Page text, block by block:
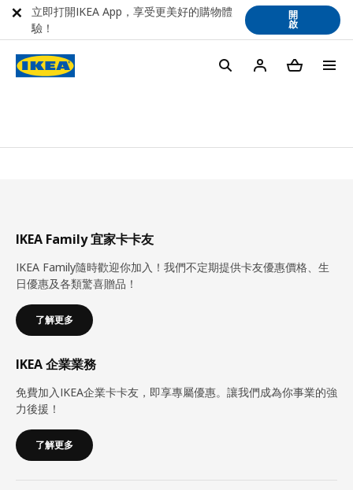
IKEA Family 宜家卡卡友
IKEA Family隨時歡迎你加入！我們不定期提供卡友優惠價格、生
日優惠及各類驚喜贈品！
了解更多
IKEA 企業業務
免費加入IKEA企業卡卡友，即享專屬優惠。讓我們成為你事業的強
力後援！
了解更多
立即打開IKEA App，享受更美好的購物體
驗！
開
啟